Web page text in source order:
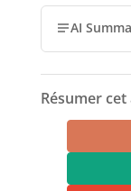
AI
Résumer